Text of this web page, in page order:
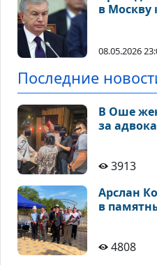
в Москву
08.05.2026
Последние
В Оше
за
3913
Арслан
в
4808